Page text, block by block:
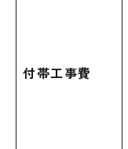
付帯工事費